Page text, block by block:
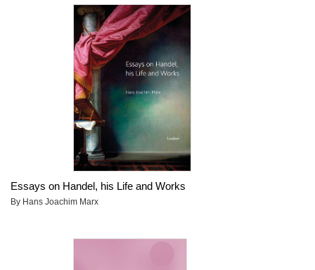
Essays on Handel, his Life and Works
By Hans Joachim Marx